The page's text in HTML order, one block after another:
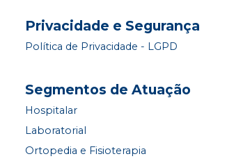
Privacidade e Segurança
Política de Privacidade - LGPD
Segmentos de Atuação
Hospitalar
Laboratorial
Ortopedia e Fisioterapia